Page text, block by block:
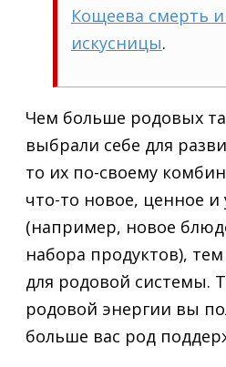
Кощеева смерть
искусницы.
Чем больше родовых
выбрали себе для
то их по-своему
что-то новое, ценное и
(например, новое
набора продуктов),
для родовой системы.
родовой энергии вы
больше вас род